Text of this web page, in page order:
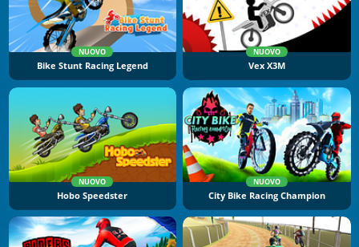
NUOVO
Bike Stunt Racing Legend
NUOVO
Vex X3M
NUOVO
Hobo Speedster
NUOVO
City Bike Racing Champion